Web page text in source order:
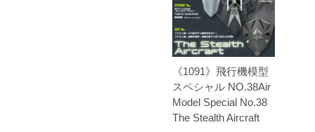
《1091》飛行機模型
スペシャル NO.38Air
Model Special No.38
The Stealth Aircraft